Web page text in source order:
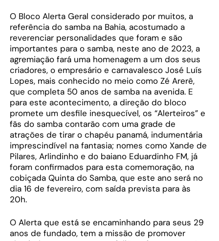
O Bloco Alerta Geral considerado por muitos, a
referência do samba na Bahia, acostumado a
reverenciar personalidades que foram e são
importantes para o samba, neste ano de 2023, a
agremiação fará uma homenagem a um dos seus
criadores, o empresário e carnavalesco José Luís
Lopes, mais conhecido no meio como Zé Arerê,
que completa 50 anos de samba na avenida. E
para este acontecimento, a direção do bloco
promete um desfile inesquecível, os “Alerteiros” e
fãs do samba contarão com uma grade de
atrações de tirar o chapéu panamá, indumentária
imprescindível na fantasia; nomes como Xande de
Pilares, Arlindinho e do baiano Eduardinho FM, já
foram confirmados para esta comemoração, na
cobiçada Quinta do Samba, que este ano será no
dia 16 de fevereiro, com saída prevista para às
20h.
O Alerta que está se encaminhando para seus 29
anos de fundado, tem a missão de promover